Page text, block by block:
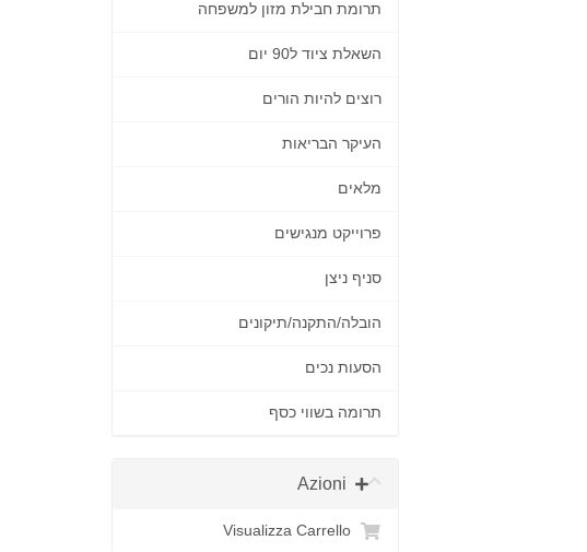
תרומת חבילת מזון למשפחה
השאלת ציוד ל90 יום
רוצים להיות הורים
העיקר הבריאות
מלאים
פרוייקט מנגישים
סניף ניצן
הובלה/התקנה/תיקונים
הסעות נכים
תרומה בשווי כסף
Visualizza Carrello